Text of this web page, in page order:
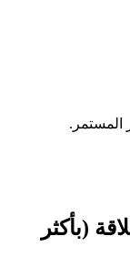
المستمر.
(بأكثر